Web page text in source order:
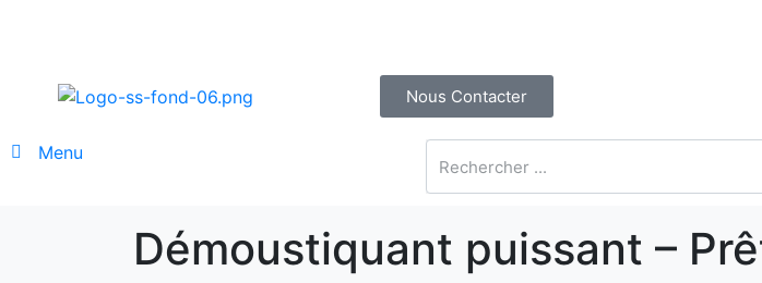
Nous Contacter
Menu
Démoustiquant puissant –